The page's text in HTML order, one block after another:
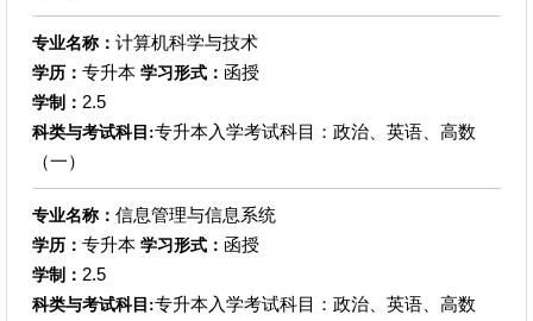
专业名称： 计算机科学与技术
学历： 专升本 学习形式： 函授
学制： 2.5
科类与考试科目:专升本入学考试科目：政治、英语、高数
（一）
专业名称： 信息管理与信息系统
学历： 专升本 学习形式： 函授
学制： 2.5
科类与考试科目:专升本入学考试科目：政治、英语、高数